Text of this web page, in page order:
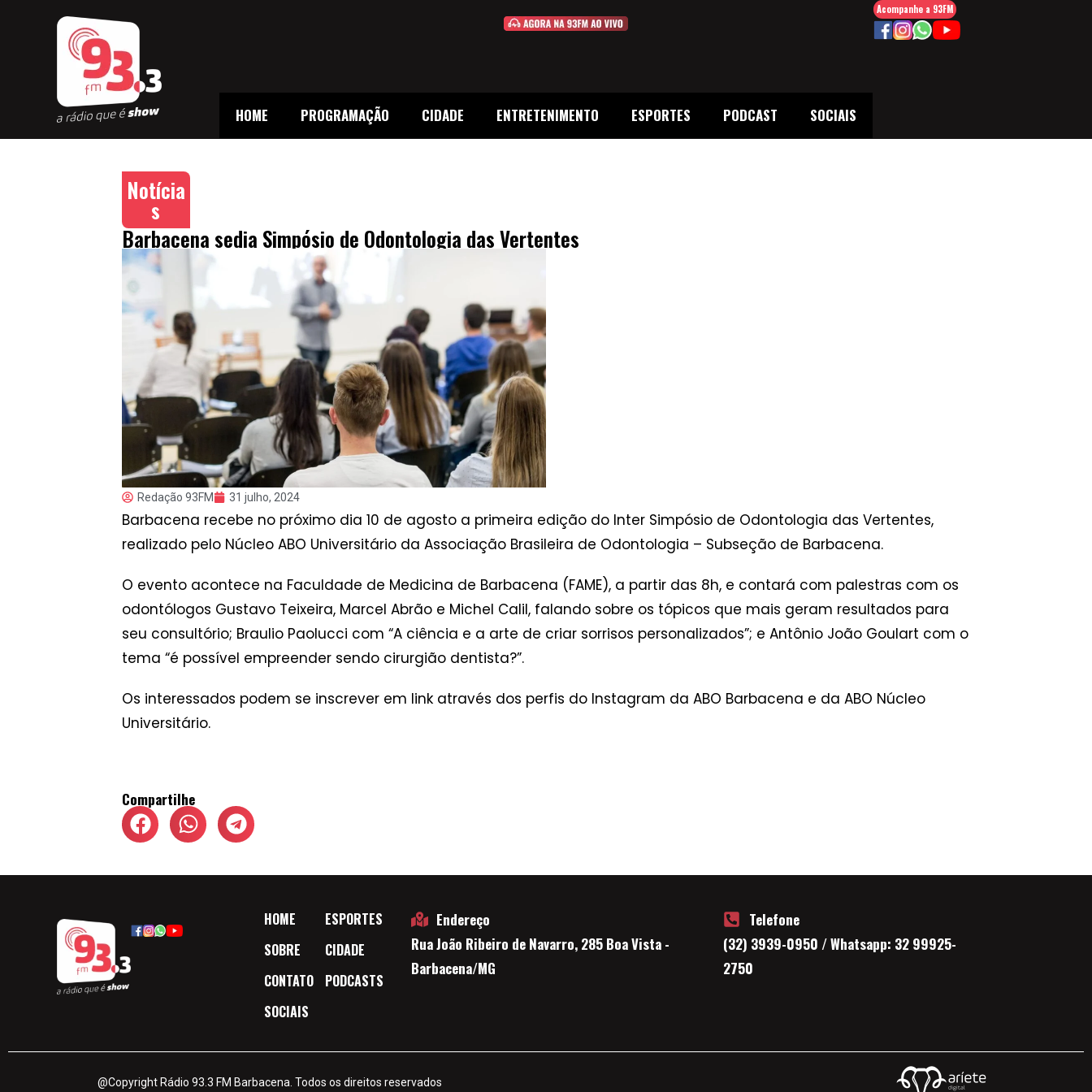
HOME PROGRAMAÇÃO CIDADE ENTRETENIMENTO ESPORTES PODCAST SOCIAIS
Acompanhe a 93FM
Notícia
s
Barbacena sedia Simpósio de Odontologia das Vertentes
Redação 93FM 31 julho, 2024
Barbacena recebe no próximo dia 10 de agosto a primeira edição do Inter Simpósio de Odontologia das Vertentes,
realizado pelo Núcleo ABO Universitário da Associação Brasileira de Odontologia – Subseção de Barbacena.
O evento acontece na Faculdade de Medicina de Barbacena (FAME), a partir das 8h, e contará com palestras com os
odontólogos Gustavo Teixeira, Marcel Abrão e Michel Calil, falando sobre os tópicos que mais geram resultados para
seu consultório; Braulio Paolucci com “A ciência e a arte de criar sorrisos personalizados”; e Antônio João Goulart com o
tema “é possível empreender sendo cirurgião dentista?”.
Os interessados podem se inscrever em link através dos perfis do Instagram da ABO Barbacena e da ABO Núcleo
Universitário.
Compartilhe
HOME
SOBRE
CONTATO
SOCIAIS
ESPORTES
CIDADE
PODCASTS
Endereço
Rua João Ribeiro de Navarro, 285 Boa Vista -
Barbacena/MG
Telefone
(32) 3939-0950 / Whatsapp: 32 99925-
2750
@Copyright Rádio 93.3 FM Barbacena. Todos os direitos reservados